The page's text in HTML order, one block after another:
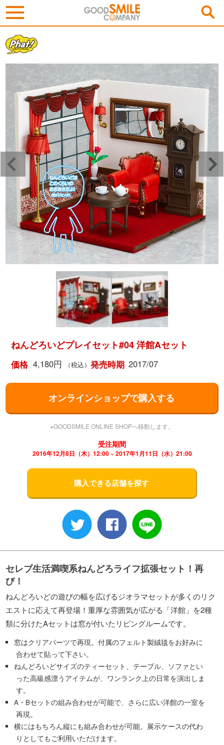
ねんどろいどプレイセット#04 洋館Aセット
価格 4,180円 （税込） 発売時期 2017/07
オンラインショップで購入する
※GOODSMILE ONLINE SHOPへ移動します。
受注期間
2016年12月8日（木）12:00 ~ 2017年1月11日（水）21:00
購入できる店舗を探す
セレブ生活満喫系ねんどろライフ拡張セット！再
び！
ねんどろいどの遊びの幅を広げるジオラマセットが多くのリク
エストに応えて再登場！重厚な雰囲気が広がる「洋館」を2種
類に分けたAセットは窓が付いたリビングルームです。
窓はクリアパーツで再現。付属のフェルト製絨毯をお好みに
合わせて貼って下さい。
ねんどろいどサイズのティーセット、テーブル、ソファとい
った高級感漂うアイテムが、ワンランク上の日常を演出しま
す。
A・Bセットの組み合わせが可能で、さらに広い洋館の一室を
再現。
横にはもちろん縦にも組み合わせが可能。展示ケースの代わ
りとしてもご利用いただけます。